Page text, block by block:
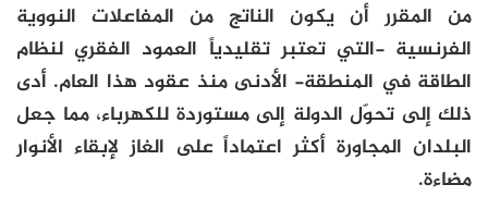
من المقرر أن يكون الناتج من المفاعلات النووية
الفرنسية -التي تعتبر تقليدياً العمود الفقري لنظام
الطاقة في المنطقة- الأدنى منذ عقود هذا العام. أدى
ذلك إلى تحوّل الدولة إلى مستوردة للكهرباء، مما جعل
البلدان المجاورة أكثر اعتماداً على الغاز لإبقاء الأنوار
مضاءة.